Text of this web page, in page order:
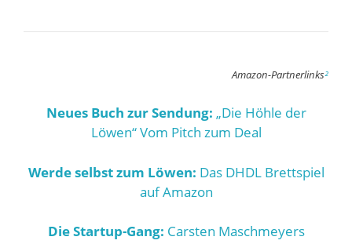
Amazon-Partnerlinks²
Neues Buch zur Sendung: „Die Höhle der
Löwen“ Vom Pitch zum Deal
Werde selbst zum Löwen: Das DHDL Brettspiel
auf Amazon
Die Startup-Gang: Carsten Maschmeyers